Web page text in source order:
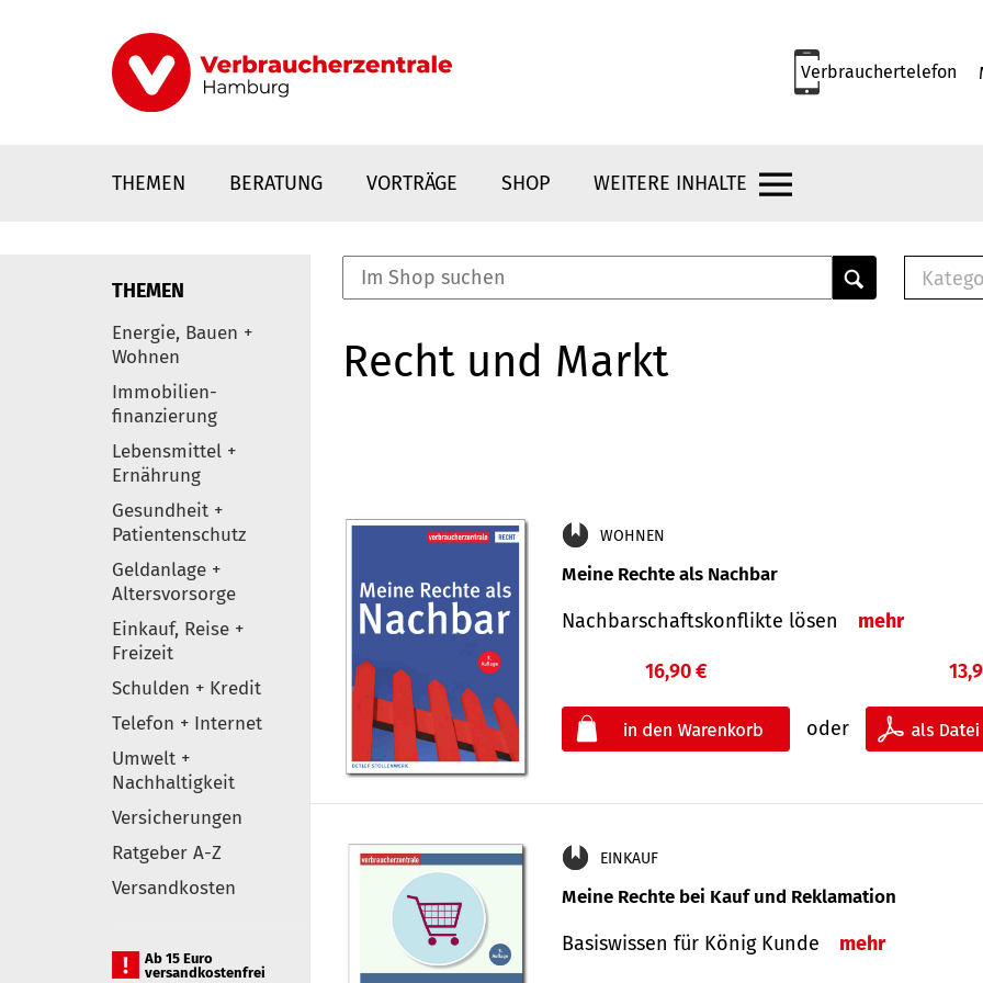
Verbrauchertelefon
THEMEN BERATUNG VORTRÄGE SHOP WEITERE INHALTE
Elemente
THEMEN
Energie, Bauen +
Wohnen
Immobilien-
finanzierung
Lebensmittel +
Ernährung
Gesundheit +
Patientenschutz
Geldanlage +
Altersvorsorge
Einkauf, Reise +
Freizeit
Schulden + Kredit
Telefon + Internet
Umwelt +
Nachhaltigkeit
Versicherungen
Ratgeber A-Z
Versandkosten
Ab 15 Euro
versandkostenfrei
Recht und Markt
WOHNEN
Meine Rechte als Nachbar
Nach­bar­schafts­konflikte lösen mehr
16,90 €
oder
EINKAUF
Meine Rechte bei Kauf und Reklamation
Basiswissen für König Kunde mehr